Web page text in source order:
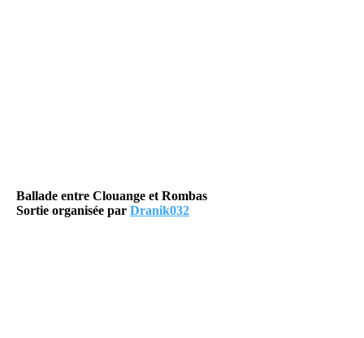
Ballade entre Clouange et Rombas
Sortie organisée par Dranik032